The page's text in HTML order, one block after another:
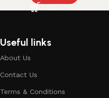
Useful links
About Us
Contact Us
Terms & Conditions